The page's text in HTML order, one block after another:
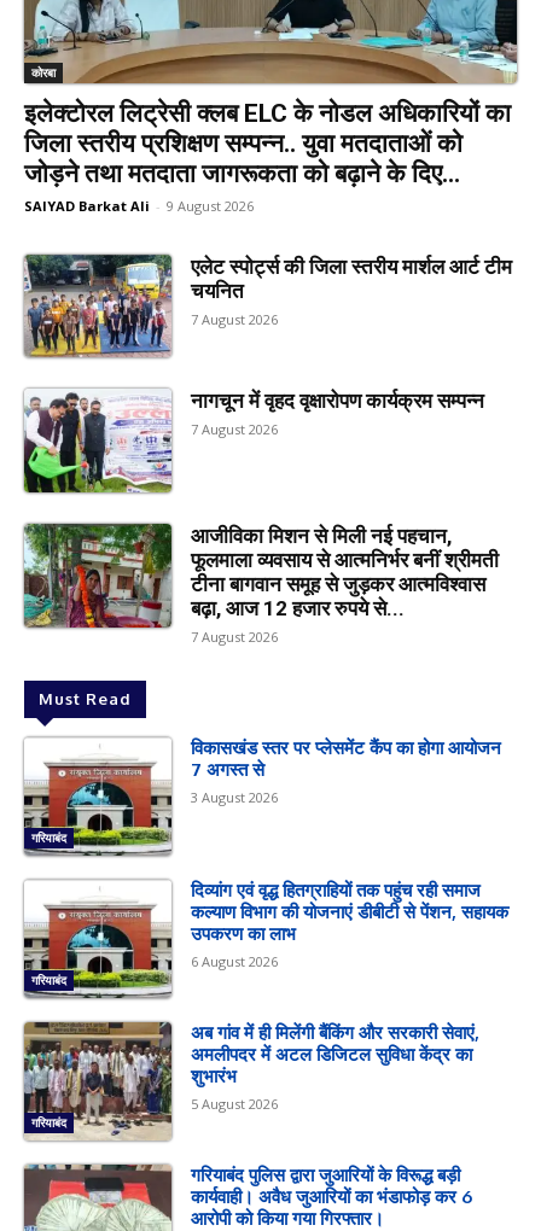
कोरबा
इलेक्टोरल लिट्रेसी क्लब ELC के नोडल अधिकारियों का
जिला स्तरीय प्रशिक्षण सम्पन्न.. युवा मतदाताओं को
जोड़ने तथा मतदाता जागरूकता को बढ़ाने के दिए...
SAIYAD Barkat Ali - 9 August 2026
एलेट स्पोर्ट्स की जिला स्तरीय मार्शल आर्ट टीम
चयनित
7 August 2026
नागचून में वृहद वृक्षारोपण कार्यक्रम सम्पन्न
7 August 2026
आजीविका मिशन से मिली नई पहचान,
फूलमाला व्यवसाय से आत्मनिर्भर बनीं श्रीमती
टीना बागवान समूह से जुड़कर आत्मविश्वास
बढ़ा, आज 12 हजार रुपये से...
7 August 2026
Must Read
गरियाबंद
विकासखंड स्तर पर प्लेसमेंट कैंप का होगा आयोजन
7 अगस्त से
3 August 2026
गरियाबंद
दिव्यांग एवं वृद्ध हितग्राहियों तक पहुंच रही समाज
कल्याण विभाग की योजनाएं डीबीटी से पेंशन, सहायक
उपकरण का लाभ
6 August 2026
गरियाबंद
अब गांव में ही मिलेंगी बैंकिंग और सरकारी सेवाएं,
अमलीपदर में अटल डिजिटल सुविधा केंद्र का
शुभारंभ
5 August 2026
गरियाबंद पुलिस द्वारा जुआरियों के विरूद्ध बड़ी
कार्यवाही। अवैध जुआरियों का भंडाफोड़ कर 6
आरोपी को किया गया गिरफ्तार।